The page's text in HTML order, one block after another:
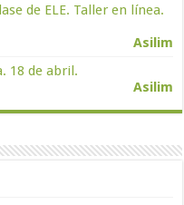
de ELE. Taller en línea.
Asilim
18 de abril.
Asilim